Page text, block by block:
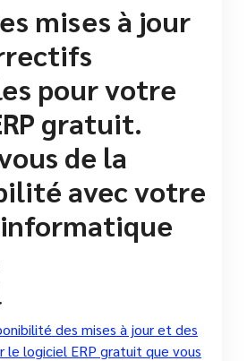
mises à jour
pour votre
gratuit.
de la
avec votre
des mises à jour et des
le logiciel ERP gratuit que vous